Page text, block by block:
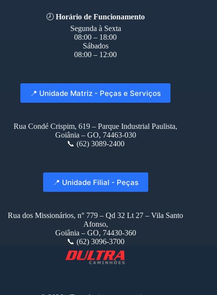
🕗Horário de Funcionamento
Segunda à Sexta
08:00 – 18:00
Sábados
08:00 – 12:00
📍 Unidade Matriz - Peças e Serviços
Rua Condé Crispim, 619 – Parque Industrial Paulista,
Goiânia – GO, 74463-030
📞 (62) 3089-2400
📍 Unidade Filial - Peças
Rua dos Missionários, n° 779 – Qd 32 Lt 27 – Vila Santo
Afonso,
Goiânia – GO, 74430-360
📞 (62) 3096-3700